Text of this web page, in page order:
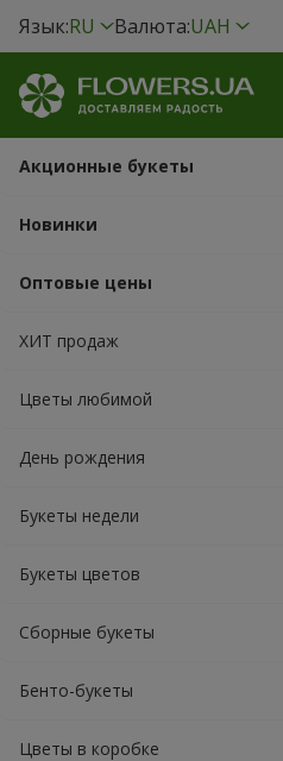
Язык:RU Валюта:UAH
Акционные букеты
Новинки
Оптовые цены
ХИТ продаж
Цветы любимой
День рождения
Букеты недели
Букеты цветов
Сборные букеты
Бенто-букеты
Цветы в коробке